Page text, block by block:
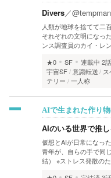
Divers／@tempman
人類が地球を捨てて二
それぞれの文明になっ
ンス調査員のカイ・レ
★0
SF 連載中 2話
宇宙SF 意識転送
テリー
一人称
AIで生まれた作り物
AIのいる世界で推し
仮想とAIが日常になっ
青年が、自らの手で同
結） ※ストレス発散の